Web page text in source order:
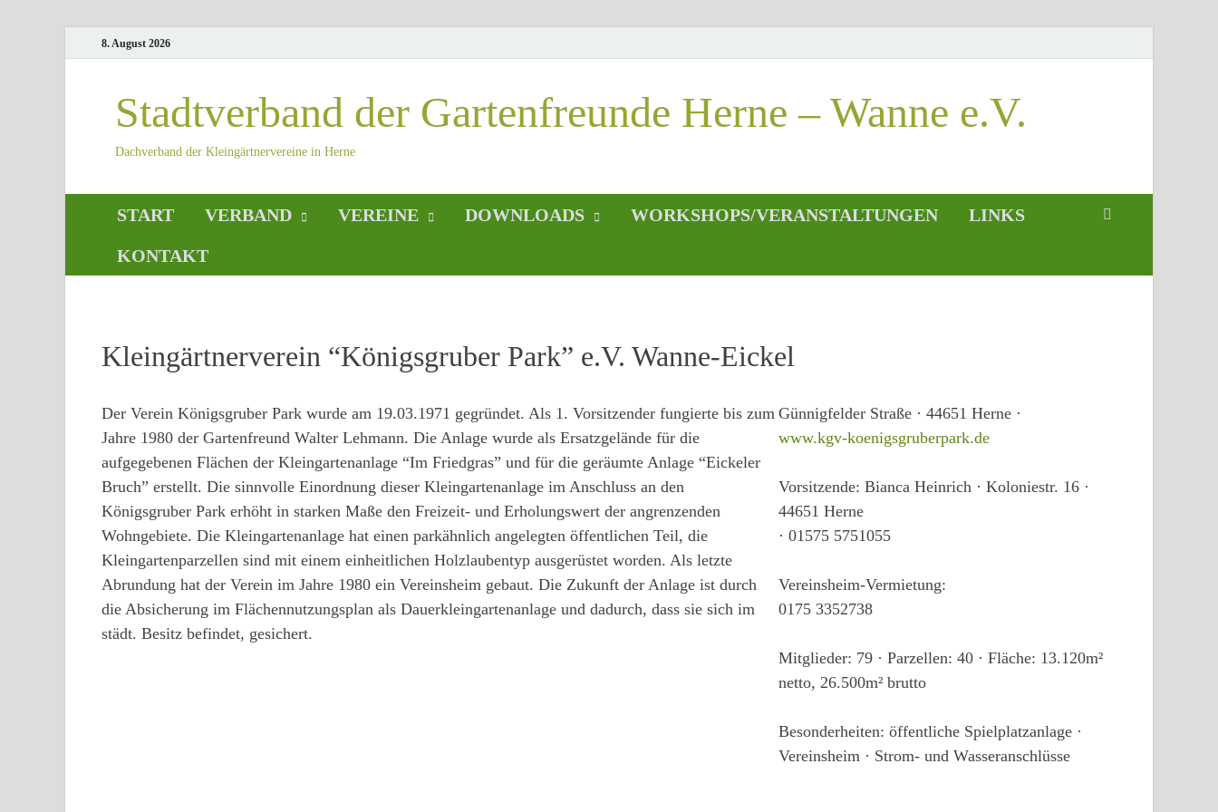
8. August 2026
Stadtverband der Gartenfreunde Herne – Wanne e.V.
Dachverband der Kleingärtnervereine in Herne
START VERBAND VEREINE DOWNLOADS WORKSHOPS/VERANSTALTUNGEN LINKS
KONTAKT
Kleingärtnerverein “Königsgruber Park” e.V. Wanne-Eickel
Der Verein Königsgruber Park wurde am 19.03.1971 gegründet. Als 1. Vorsitzender fungierte bis zum
Jahre 1980 der Gartenfreund Walter Lehmann. Die Anlage wurde als Ersatzgelände für die
aufgegebenen Flächen der Kleingartenanlage “Im Friedgras” und für die geräumte Anlage “Eickeler
Bruch” erstellt. Die sinnvolle Einordnung dieser Kleingartenanlage im Anschluss an den
Königsgruber Park erhöht in starken Maße den Freizeit- und Erholungswert der angrenzenden
Wohngebiete. Die Kleingartenanlage hat einen parkähnlich angelegten öffentlichen Teil, die
Kleingartenparzellen sind mit einem einheitlichen Holzlaubentyp ausgerüstet worden. Als letzte
Abrundung hat der Verein im Jahre 1980 ein Vereinsheim gebaut. Die Zukunft der Anlage ist durch
die Absicherung im Flächennutzungsplan als Dauerkleingartenanlage und dadurch, dass sie sich im
städt. Besitz befindet, gesichert.
Günnigfelder Straße · 44651 Herne ·
www.kgv-koenigsgruberpark.de
Vorsitzende: Bianca Heinrich · Koloniestr. 16 ·
44651 Herne
· 01575 5751055
Vereinsheim-Vermietung:
0175 3352738
Mitglieder: 79 · Parzellen: 40 · Fläche: 13.120m²
netto, 26.500m² brutto
Besonderheiten: öffentliche Spielplatzanlage ·
Vereinsheim · Strom- und Wasseranschlüsse